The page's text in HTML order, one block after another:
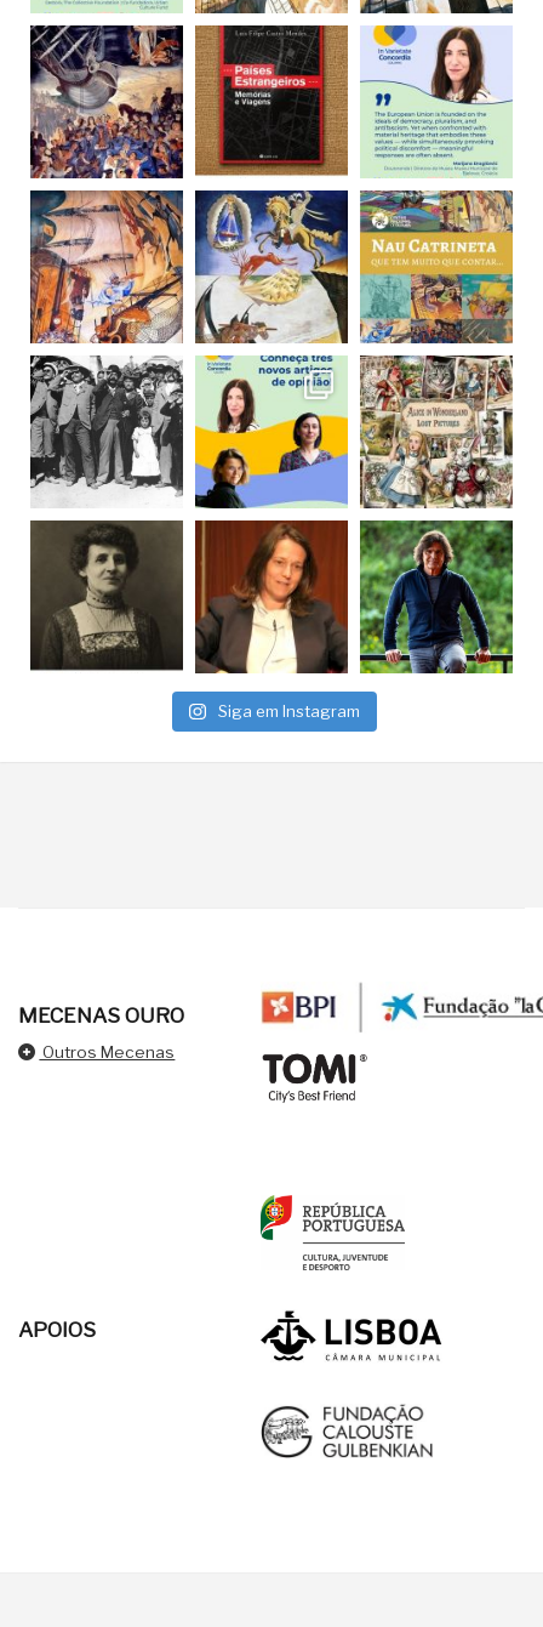
Siga em Instagram
MECENAS OURO
Outros Mecenas
APOIOS